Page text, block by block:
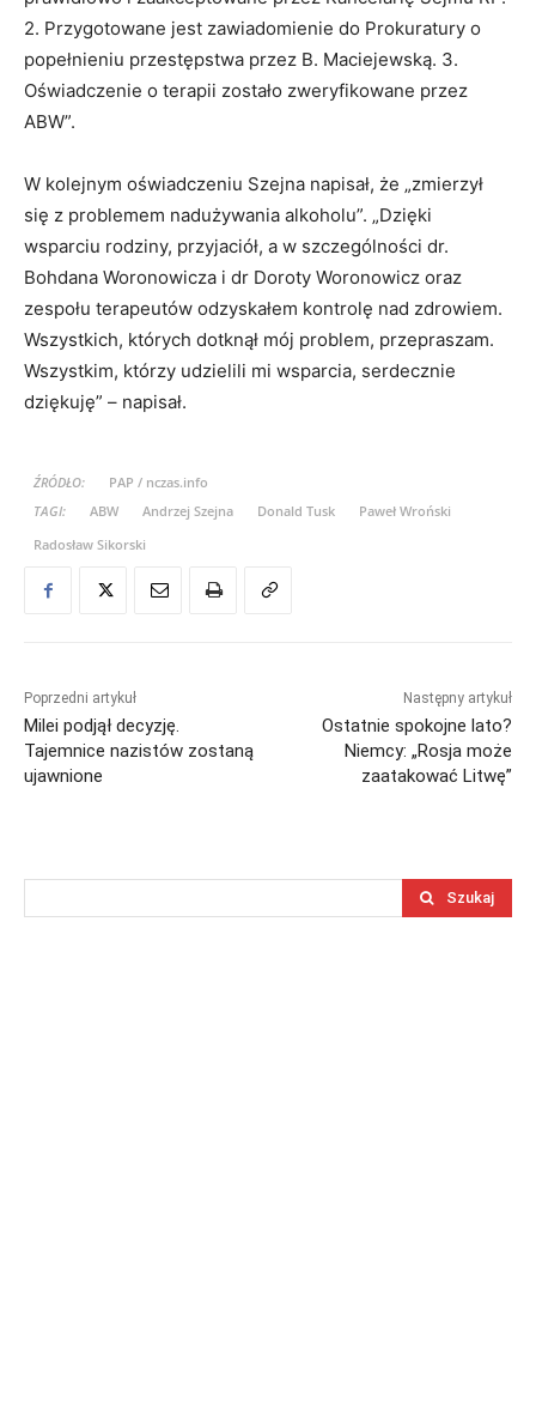
2. Przygotowane jest zawiadomienie do Prokuratury o
popełnieniu przestępstwa przez B. Maciejewską. 3.
Oświadczenie o terapii zostało zweryfikowane przez
ABW”.
W kolejnym oświadczeniu Szejna napisał, że „zmierzył
się z problemem nadużywania alkoholu”. „Dzięki
wsparciu rodziny, przyjaciół, a w szczególności dr.
Bohdana Woronowicza i dr Doroty Woronowicz oraz
zespołu terapeutów odzyskałem kontrolę nad zdrowiem.
Wszystkich, których dotknął mój problem, przepraszam.
Wszystkim, którzy udzielili mi wsparcia, serdecznie
dziękuję” – napisał.
ŹRÓDŁO:
PAP / nczas.info
TAGI:
ABW Andrzej Szejna Donald Tusk
Paweł Wroński
Radosław Sikorski
Poprzedni artykuł
Milei podjął decyzję.
Tajemnice nazistów zostaną
ujawnione
Następny artykuł
Ostatnie spokojne lato?
Niemcy: „Rosja może
zaatakować Litwę”
Szukaj